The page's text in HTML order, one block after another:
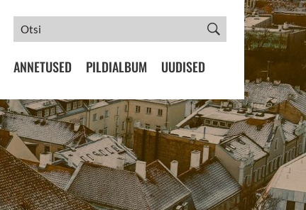
ANNETUSED PILDIALBUM UUDISED